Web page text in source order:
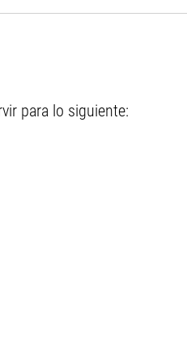
para lo siguiente: